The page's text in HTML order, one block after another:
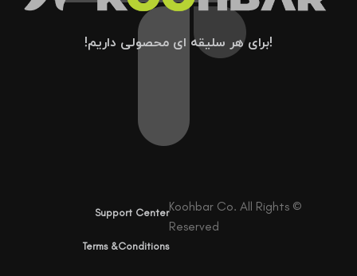
!برای هر سلیقه ای محصولی داریم!
© Koohbar Co. All Rights
Reserved
Support Center
Terms &Conditions